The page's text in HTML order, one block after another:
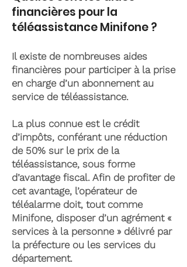
financières pour la
téléassistance Minifone ?
Il existe de nombreuses aides
financières pour participer à la prise
en charge d’un abonnement au
service de téléassistance.
La plus connue est le crédit
d’impôts, conférant une réduction
de 50% sur le prix de la
téléassistance, sous forme
d’avantage fiscal. Afin de profiter de
cet avantage, l’opérateur de
téléalarme doit, tout comme
Minifone, disposer d’un agrément «
services à la personne » délivré par
la préfecture ou les services du
département.